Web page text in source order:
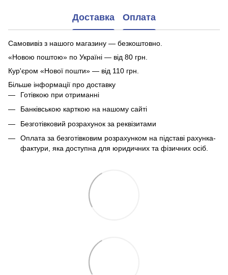
Доставка Оплата
Самовивіз з нашого магазину — безкоштовно.
«Новою поштою» по Україні — від 80 грн.
Кур'єром «Нової пошти» — від 110 грн.
Більше інформації про доставку
Готівкою при отриманні
Банківською карткою на нашому сайті
Безготівковий розрахунок за реквізитами
Оплата за безготівковим розрахунком на підставі рахунка-
фактури, яка доступна для юридичних та фізичних осіб.